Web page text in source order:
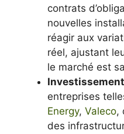
contrats
nouvelles
réagir aux
réel, ajustant
le marché est
entreprises
Energy, Valeco,
des